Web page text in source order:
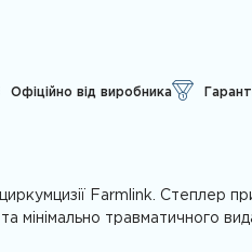
Офіційно від виробника
Farmlink. Степлер
мінімально травматичного